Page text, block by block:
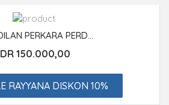
PERKARA PERD...
150.000,00
RAYYANA DISKON 10%